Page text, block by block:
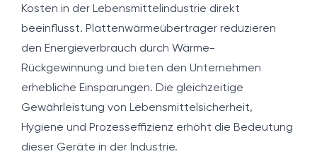
Kosten in der Lebensmittelindustrie direkt
beeinflusst. Plattenwärmeübertrager reduzieren
den Energieverbrauch durch Wärme-
Rückgewinnung und bieten den Unternehmen
erhebliche Einsparungen. Die gleichzeitige
Gewährleistung von Lebensmittelsicherheit,
Hygiene und Prozesseffizienz erhöht die Bedeutung
dieser Geräte in der Industrie.